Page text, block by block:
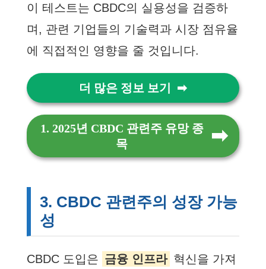
이 테스트는 CBDC의 실용성을 검증하
며, 관련 기업들의 기술력과 시장 점유율
에 직접적인 영향을 줄 것입니다.
더 많은 정보 보기
1. 2025년 CBDC 관련주 유망 종
목
3. CBDC 관련주의 성장 가능
성
CBDC 도입은 금융 인프라 혁신을 가져